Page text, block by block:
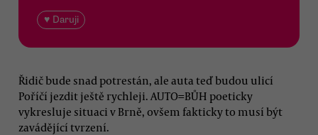
♥ Daruji
Řidič bude snad potrestán, ale auta teď budou ulicí
Poříčí jezdit ještě rychleji. AUTO=BŮH poeticky
vykresluje situaci v Brně, ovšem fakticky to musí být
zavádějící tvrzení.